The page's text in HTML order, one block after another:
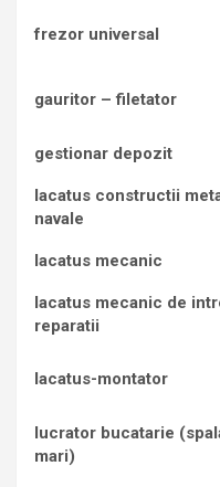
frezor universal
gauritor – filetator
gestionar depozit
lacatus constructii
navale
lacatus mecanic
lacatus mecanic de
reparatii
lacatus-montator
lucrator bucatarie
mari)